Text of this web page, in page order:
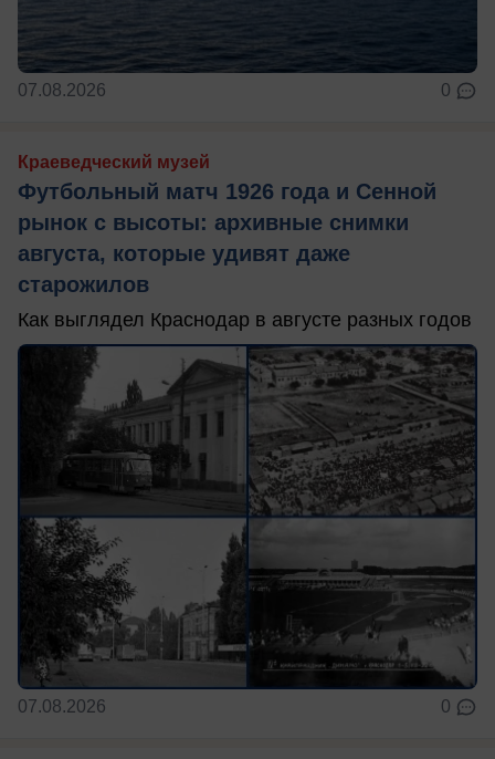
07.08.2026 0
Краеведческий музей
Футбольный матч 1926 года и Сенной
рынок с высоты: архивные снимки
августа, которые удивят даже
старожилов
Как выглядел Краснодар в августе разных годов
07.08.2026 0